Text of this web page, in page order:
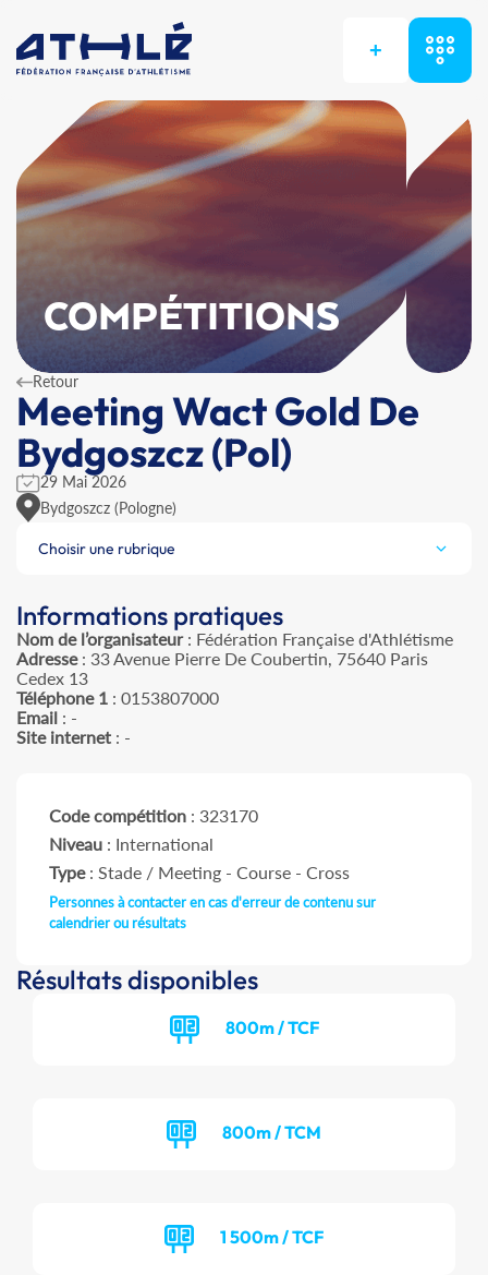
+
COMPÉTITIONS
Retour
Meeting Wact Gold De
Bydgoszcz (Pol)
29 Mai 2026
Bydgoszcz (Pologne)
Choisir une rubrique
Informations pratiques
Nom de l’organisateur: Fédération Française d'Athlétisme
Adresse: 33 Avenue Pierre De Coubertin, 75640 Paris
Cedex 13
Téléphone 1 : 0153807000
Email : -
Site internet : -
Code compétition : 323170
Niveau : International
Type: Stade / Meeting - Course - Cross
Personnes à contacter en cas d'erreur de contenu sur
calendrier ou résultats
Résultats disponibles
800m / TCF
800m / TCM
1 500m / TCF